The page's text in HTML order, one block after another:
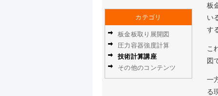
カテゴリ
板金板取り展開図
圧力容器強度計算
技術計算講座
その他のコンテンツ
板
い
す
こ
図
一
る